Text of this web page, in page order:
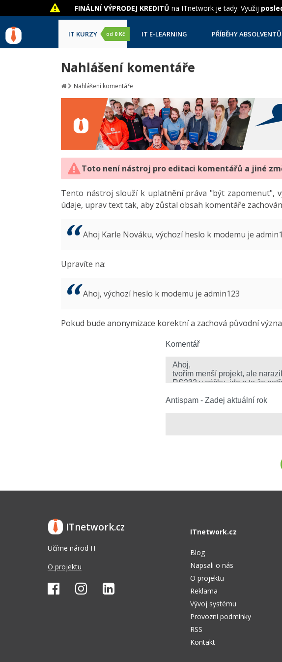
FINÁLNÍ VÝPRODEJ KREDITŮ na ITnetwork je tady. Využij
IT KURZY od 0 Kč IT E-LEARNING PŘÍBĚHY ABSOLVENTŮ
Nahlášení komentáře
Nahlášení komentáře
Toto není nástroj pro editaci komentářů a jiné
Tento nástroj slouží k uplatnění práva "být zapomenut",
údaje, uprav text tak, aby zůstal obsah komentáře
Ahoj Karle Nováku, výchozí heslo k modemu je
Upravíte na:
Ahoj, výchozí heslo k modemu je admin123
Pokud bude anonymizace korektní a zachová původní
Komentář
Antispam - Zadej aktuální rok
ITnetwork.cz
Učíme národ IT
O projektu
ITnetwork.cz
Blog
Napsali o nás
O projektu
Reklama
Vývoj systému
Provozní podmínky
RSS
Kontakt